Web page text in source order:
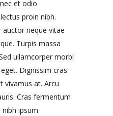
et odio
proin nibh.
auctor neque vitae
Turpis massa
ullamcorper morbi
Dignissim cras
vivamus at. Arcu
Cras fermentum
ipsum